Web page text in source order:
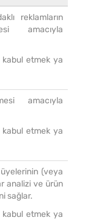
reklamların
amacıyla
kabul etmek ya
amacıyla
kabul etmek ya
(veya
analizi ve ürün
sağlar.
kabul etmek ya